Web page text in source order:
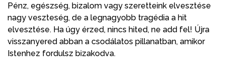
Pénz, egészség, bizalom vagy szeretteink elvesztése
nagy veszteség, de a legnagyobb tragédia a hit
elvesztése. Ha úgy érzed, nincs hited, ne add fel! Újra
visszanyered abban a csodálatos pillanatban, amikor
Istenhez fordulsz bizakodva.